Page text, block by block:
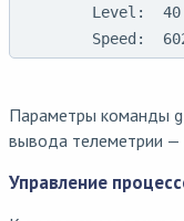
Speed:
Параметры команды
вывода телеметрии —
Управление